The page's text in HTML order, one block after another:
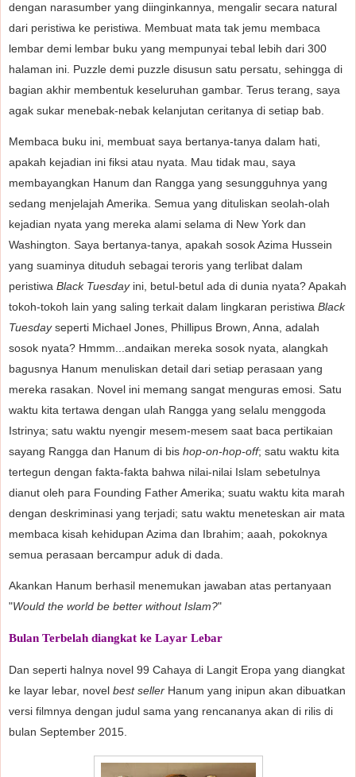
dengan narasumber yang diinginkannya, mengalir secara natural
dari peristiwa ke peristiwa. Membuat mata tak jemu membaca
lembar demi lembar buku yang mempunyai tebal lebih dari 300
halaman ini. Puzzle demi puzzle disusun satu persatu, sehingga di
bagian akhir membentuk keseluruhan gambar. Terus terang, saya
agak sukar menebak-nebak kelanjutan ceritanya di setiap bab.
Membaca buku ini, membuat saya bertanya-tanya dalam hati,
apakah kejadian ini fiksi atau nyata. Mau tidak mau, saya
membayangkan Hanum dan Rangga yang sesungguhnya yang
sedang menjelajah Amerika. Semua yang dituliskan seolah-olah
kejadian nyata yang mereka alami selama di New York dan
Washington. Saya bertanya-tanya, apakah sosok Azima Hussein
yang suaminya dituduh sebagai teroris yang terlibat dalam
peristiwa Black Tuesdayini, betul-betul ada di dunia nyata? Apakah
tokoh-tokoh lain yang saling terkait dalam lingkaran peristiwa Black
Tuesdayseperti Michael Jones, Phillipus Brown, Anna, adalah
sosok nyata? Hmmm...andaikan mereka sosok nyata, alangkah
bagusnya Hanum menuliskan detail dari setiap perasaan yang
mereka rasakan. Novel ini memang sangat menguras emosi. Satu
waktu kita tertawa dengan ulah Rangga yang selalu menggoda
Istrinya; satu waktu nyengir mesem-mesem saat baca pertikaian
sayang Rangga dan Hanum di bis hop-on-hop-off; satu waktu kita
tertegun dengan fakta-fakta bahwa nilai-nilai Islam sebetulnya
dianut oleh para Founding Father Amerika; suatu waktu kita marah
dengan deskriminasi yang terjadi; satu waktu meneteskan air mata
membaca kisah kehidupan Azima dan Ibrahim; aaah, pokoknya
semua perasaan bercampur aduk di dada.
Akankan Hanum berhasil menemukan jawaban atas pertanyaan
"Would the world be better without Islam?"
Bulan Terbelah diangkat ke Layar Lebar
Dan seperti halnya novel 99 Cahaya di Langit Eropa yang diangkat
ke layar lebar, novel best seller Hanum yang inipun akan dibuatkan
versi filmnya dengan judul sama yang rencananya akan di rilis di
bulan September 2015.